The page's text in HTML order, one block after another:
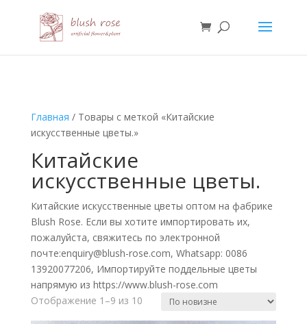
Главная / Товары с меткой «Китайские
искусственные цветы.»
Китайские
искусственные цветы.
Китайские искусственные цветы оптом на фабрике
Blush Rose. Если вы хотите импортировать их,
пожалуйста, свяжитесь по электронной
почте:enquiry@blush-rose.com, Whatsapp: 0086
13920077206, Импортируйте поддельные цветы
напрямую из https://www.blush-rose.com
Отображение 1–9 из 10Сортировка: